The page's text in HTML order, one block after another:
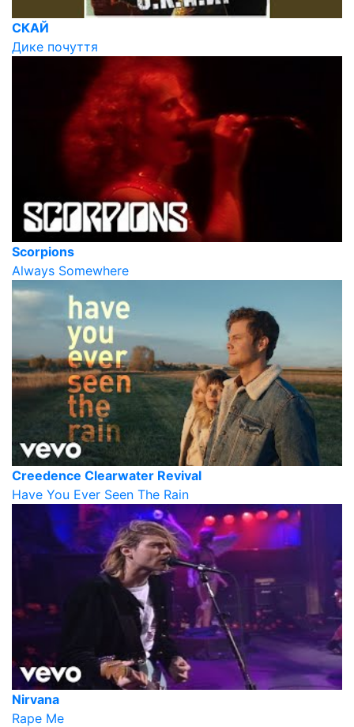
СКАЙ
Дике почуття
Scorpions
Always Somewhere
Creedence Clearwater Revival
Have You Ever Seen The Rain
Nirvana
Rape Me